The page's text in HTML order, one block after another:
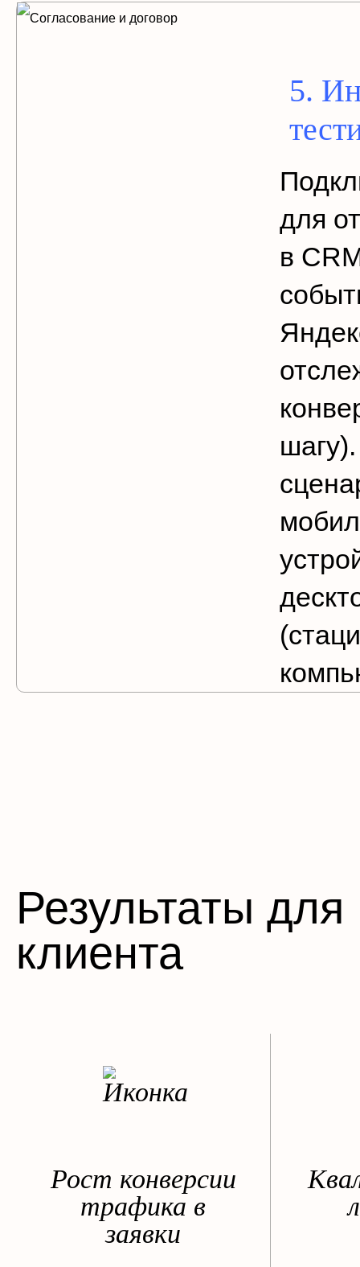
5.
для
в
Результаты для
клиента
Рост конверсии
трафика в
заявки